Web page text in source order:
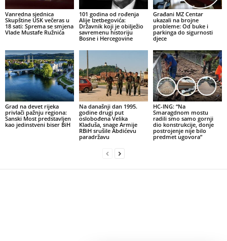
Vanredna sjednica
Skupštine USK večeras u
18 sati: Sprema se smjena
Vlade Mustafe Ružnića
101 godina od rođenja
Alije Izetbegovića:
Državnik koji je obilježio
savremenu historiju
Bosne i Hercegovine
Građani MZ Centar
ukazali na brojne
probleme: Od buke i
parkinga do sigurnosti
djece
Grad na devet rijeka
privlači pažnju regiona:
Sanski Most predstavljen
kao jedinstveni biser BiH
Na današnji dan 1995.
godine drugi put
oslobođena Velika
Kladuša, snage Armije
RBiH srušile Abdićevu
paradržavu
HC-ING: “Na
Smaragdnom mostu
radili smo samo gornji
dio konstrukcije, donje
postrojenje nije bilo
predmet ugovora”